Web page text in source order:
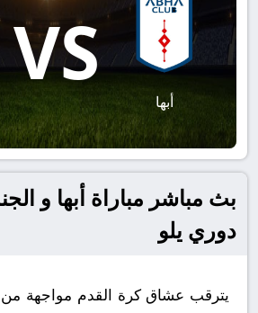
أبها
VS
بث مباشر مباراة أبها و
دوري يلو
يترقب عشاق كرة القدم مواجهة من